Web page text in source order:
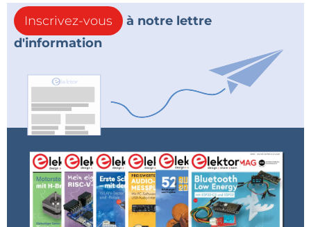
Inscrivez-vous
à notre lettre
d'information